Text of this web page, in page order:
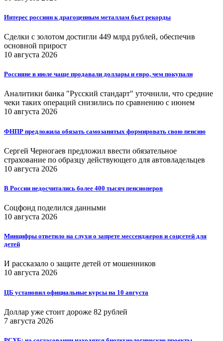
Интерес россиян к драгоценным металлам бьет рекорды
Сделки с золотом достигли 449 млрд рублей, обеспечив
основной прирост
10 августа 2026
Россияне в июле чаще продавали доллары и евро, чем покупали
Аналитики банка "Русский стандарт" уточнили, что средние
чеки таких операций снизились по сравнению с июнем
10 августа 2026
ФНПР предложила обязать самозанятых формировать свою пенсию
Сергей Черногаев предложил ввести обязательное
страхование по образцу действующего для автовладельцев
10 августа 2026
В России недосчитались более 400 тысяч пенсионеров
Соцфонд поделился данными
10 августа 2026
Минцифры ответило на слухи о запрете мессенджеров и соцсетей для
детей
И рассказало о защите детей от мошенников
10 августа 2026
ЦБ установил официальные курсы на 10 августа
Доллар уже стоит дороже 82 рублей
7 августа 2026